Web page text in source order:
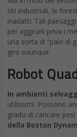
siti industriali, le
inadatti. Tali
per aggirarli priva i
una sorta di “paio di
giro ovunque.
Robot
In ambienti
utilissimi. Possono
grado di caricare
della Boston